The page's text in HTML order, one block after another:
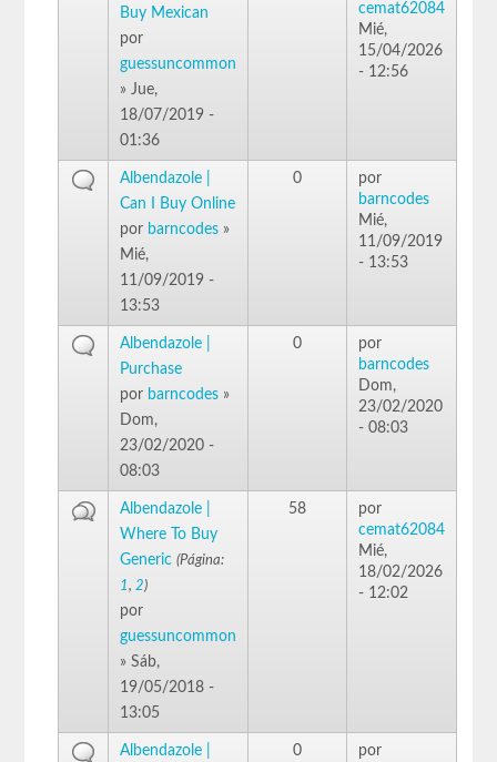
Buy Mexican
por
guessuncommon
» Jue,
18/07/2019 -
01:36
cemat62084
Mié,
15/04/2026
- 12:56
Albendazole |
Can I Buy Online
por barncodes »
Mié,
11/09/2019 -
13:53
0
por
barncodes
Mié,
11/09/2019
- 13:53
Albendazole |
Purchase
por barncodes »
Dom,
23/02/2020 -
08:03
0
por
barncodes
Dom,
23/02/2020
- 08:03
Albendazole |
Where To Buy
Generic (Página:
1, 2)
por
guessuncommon
» Sáb,
19/05/2018 -
13:05
58
por
cemat62084
Mié,
18/02/2026
- 12:02
Albendazole |
0
por